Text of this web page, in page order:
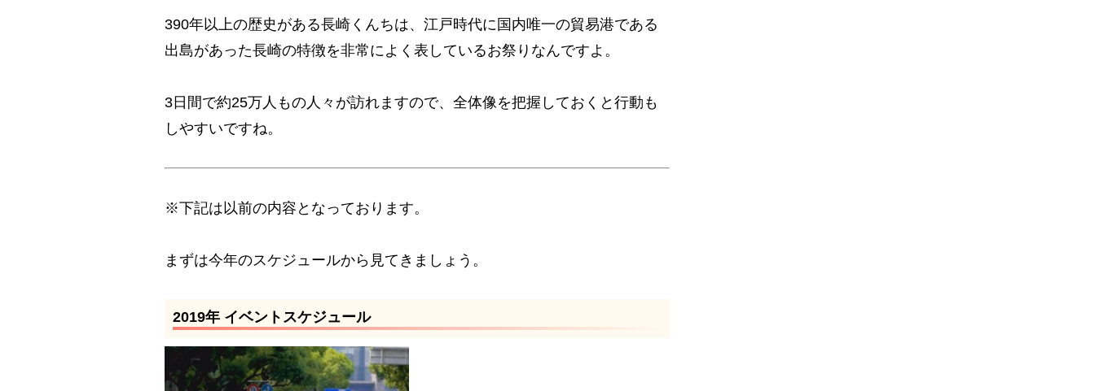
390年以上の歴史がある長崎くんちは、江戸時代に国内唯一の貿易港である
出島があった長崎の特徴を非常によく表しているお祭りなんですよ。
3日間で約25万人もの人々が訪れますので、全体像を把握しておくと行動も
しやすいですね。
※下記は以前の内容となっております。
まずは今年のスケジュールから見てきましょう。
2019年 イベントスケジュール